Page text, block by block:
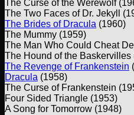
The Curse of the Werewolf
The Two Faces of Dr. Jekyll
The Brides of Dracula (1960)
The Mummy (1959)
The Man Who Could Cheat
The Hound of the Baskervilles
The Revenge of Frankenstein
Dracula (1958)
The Curse of Frankenstein
Four Sided Triangle (1953)
A Song for Tomorrow (1948)